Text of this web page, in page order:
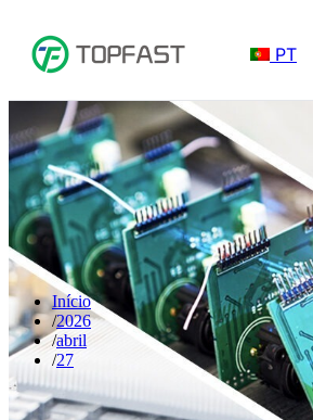
PT
Início
2026
abril
27